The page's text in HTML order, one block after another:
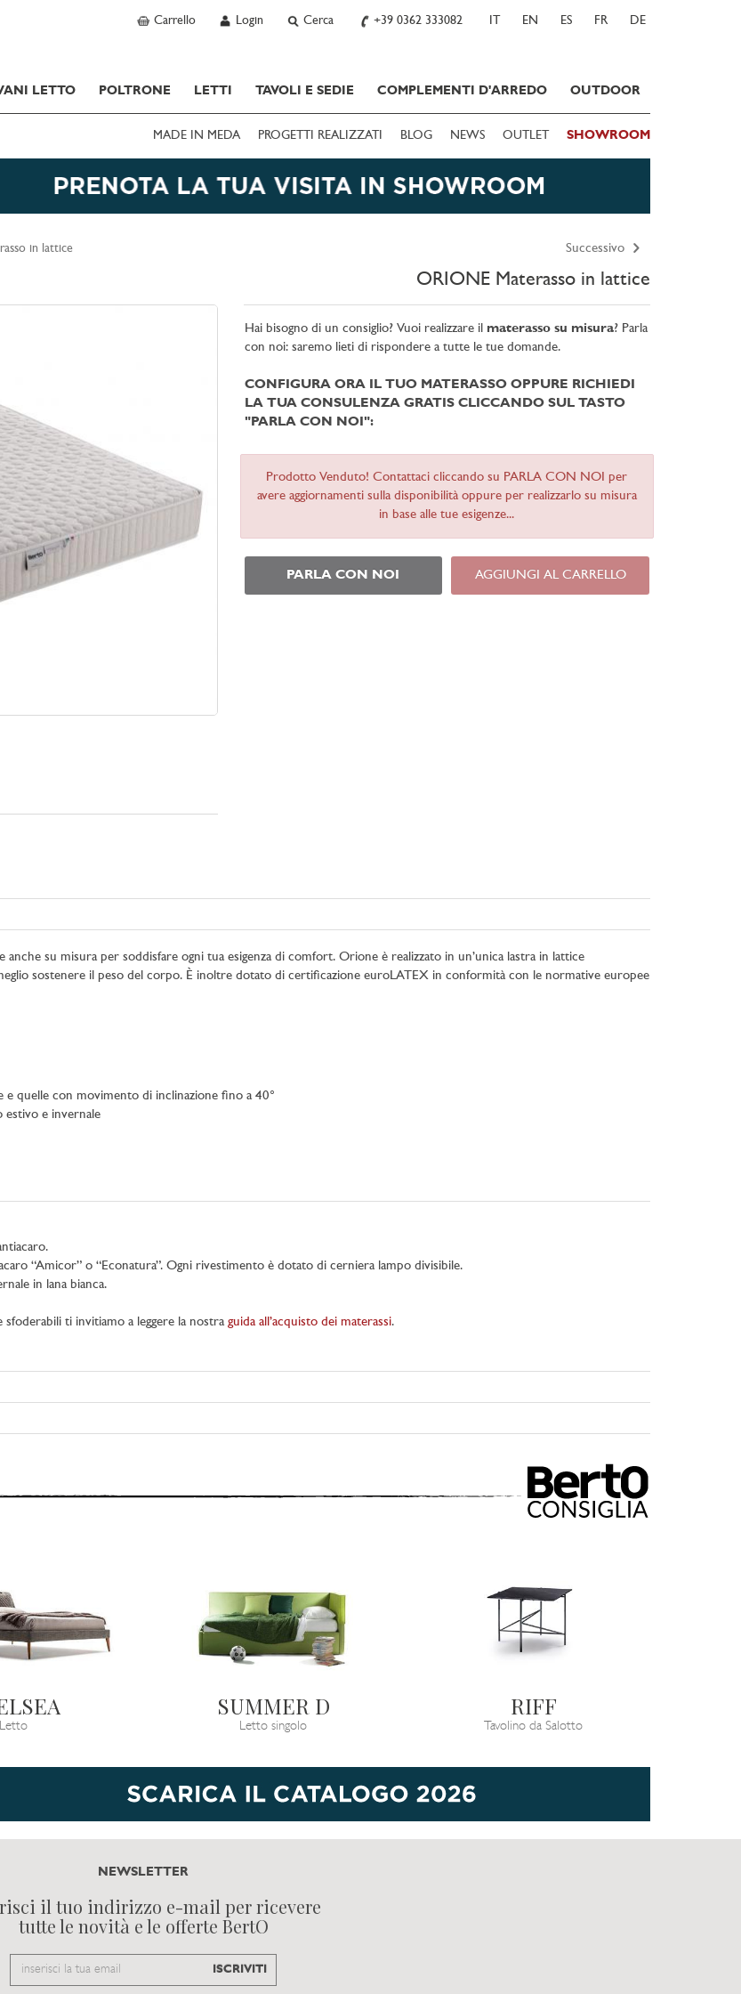
Carrello Login Cerca +39 0362 333082 IT EN ES FR DE
LETTO POLTRONE LETTI TAVOLI E SEDIE COMPLEMENTI D'ARREDO OUTDOOR
MADE IN MEDA PROGETTI REALIZZATI BLOG NEWS OUTLET SHOWROOM
Successivo
in lattice
ORIONE Materasso in lattice
Hai bisogno di un consiglio? Vuoi realizzare il materasso su misura? Parla
con noi: saremo lieti di rispondere a tutte le tue domande.
CONFIGURA ORA IL TUO MATERASSO OPPURE RICHIEDI
LA TUA CONSULENZA GRATIS CLICCANDO SUL TASTO
"PARLA CON NOI":
Prodotto Venduto! Contattaci cliccando su PARLA CON NOI per
avere aggiornamenti sulla disponibilità oppure per realizzarlo su misura
in base alle tue esigenze...
PARLA CON NOI AGGIUNGI AL CARRELLO
anche su misura per soddisfare ogni tua esigenza di comfort. Orione è realizzato in un’unica lastra in lattice
sostenere il peso del corpo. È inoltre dotato di certificazione euroLATEX in conformità con le normative europee
quelle con movimento di inclinazione fino a 40°
estivo e invernale
“Amicor” o “Econatura”. Ogni rivestimento è dotato di cerniera lampo divisibile.
in lana bianca.
ti invitiamo a leggere la nostra guida all’acquisto dei materassi.
Letto
SUMMER D
Letto singolo
RIFF
Tavolino da Salotto
NEWSLETTER
il tuo indirizzo e-mail per ricevere
tutte le novità e le offerte BertO
Email
ISCRIVITI